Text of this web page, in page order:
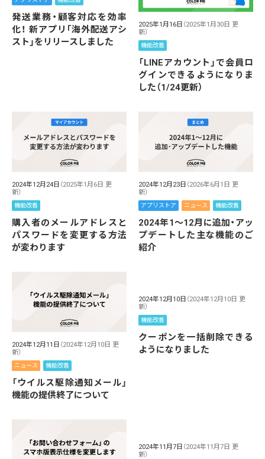
発送業務・顧客対応を効率
化！ 新アプリ「海外配送アシ
スト」をリリースしました
2025年1月16日 （2025年1月30日 更
新）
機能改善
「LINEアカウント」で会員ロ
グインできるようになりま
した（1/24更新）
2024年12月24日 （2025年1月6日 更
新）
機能改善
購入者のメールアドレスと
パスワードを変更する方法
が変わります
2024年12月23日 （2026年6月1日 更
新）
アプリストア ニュース 機能改善
2024年1～12月に追加・アッ
プデートした主な機能のご
紹介
2024年12月11日 （2024年12月10日 更
新）
ニュース 機能改善
「ウイルス駆除通知メール」
機能の提供終了について
2024年12月10日 （2024年12月10日 更
新）
機能改善
クーポンを一括削除できる
ようになりました
2024年11月7日 （2024年11月7日 更
新）